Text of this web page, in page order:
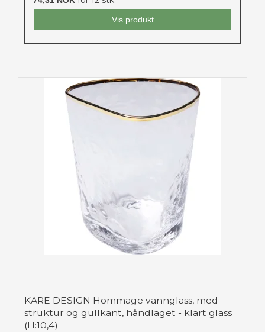
Vis produkt
KARE DESIGN Hommage vannglass, med
struktur og gullkant, håndlaget - klart glass
(H:10,4)